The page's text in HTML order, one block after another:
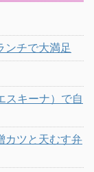
ンチで大満足
スキーナ）で自
カツと天むす弁